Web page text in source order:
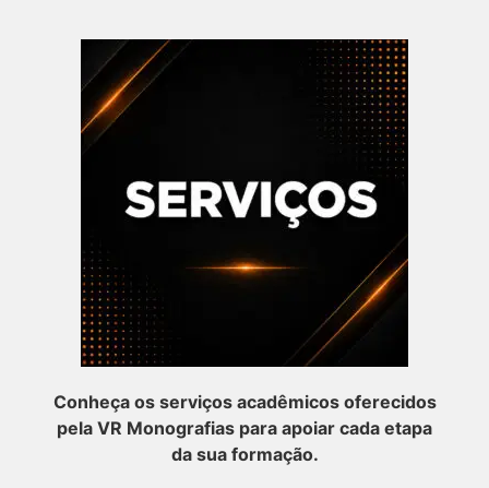
Conheça os serviços acadêmicos oferecidos
pela VR Monografias para apoiar cada etapa
da sua formação.